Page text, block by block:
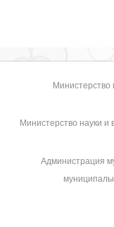
Министерство
Министерство науки
Администрация